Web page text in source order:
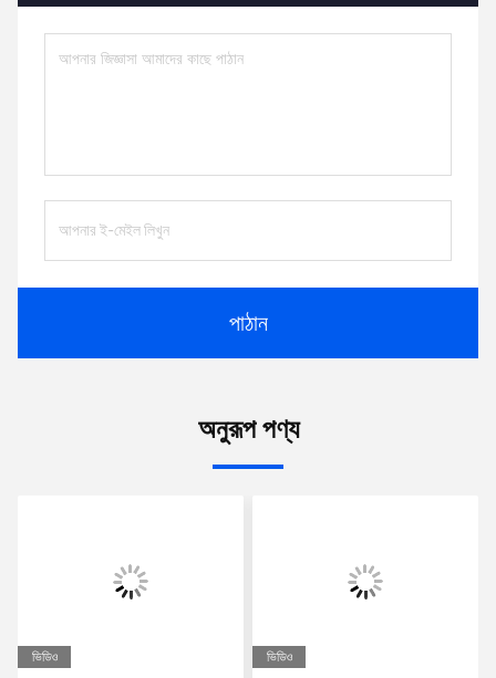
পাঠান
অনুরূপ পণ্য
ভিডিও ভিডিও